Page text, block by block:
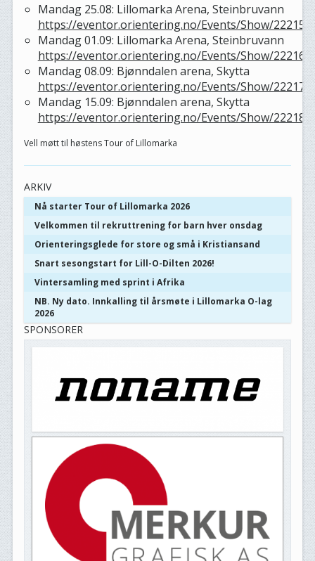
Mandag 25.08: Lillomarka Arena, Steinbruvann
https://eventor.orientering.no/Events/Show/22215
Mandag 01.09: Lillomarka Arena, Steinbruvann
https://eventor.orientering.no/Events/Show/22216
Mandag 08.09: Bjønndalen arena, Skytta
https://eventor.orientering.no/Events/Show/22217
Mandag 15.09: Bjønndalen arena, Skytta
https://eventor.orientering.no/Events/Show/22218
Vell møtt til høstens Tour of Lillomarka
ARKIV
Nå starter Tour of Lillomarka 2026
Velkommen til rekruttrening for barn hver onsdag
Orienteringsglede for store og små i Kristiansand
Snart sesongstart for Lill-O-Dilten 2026!
Vintersamling med sprint i Afrika
NB. Ny dato. Innkalling til årsmøte i Lillomarka O-lag
2026
SPONSORER